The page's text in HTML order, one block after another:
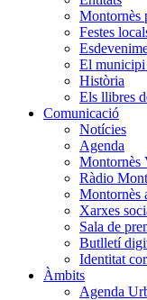
Montornès
Festes
El
Història
Els llibres
Comunicació
Notícies
Agenda
Montornès
Ràdio
Montornès
Xarxes
Sala de
Butlletí
Identitat
Àmbits
Agenda